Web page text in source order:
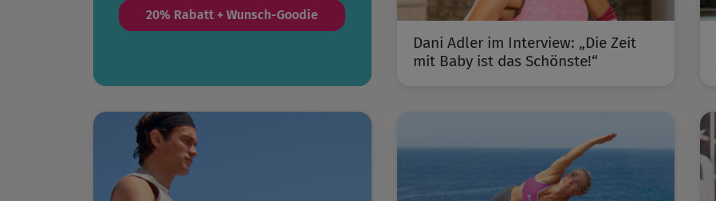
20% Rabatt + Wunsch-Goodie
Dani Adler im Interview: „Die Zeit
mit Baby ist das Schönste!“